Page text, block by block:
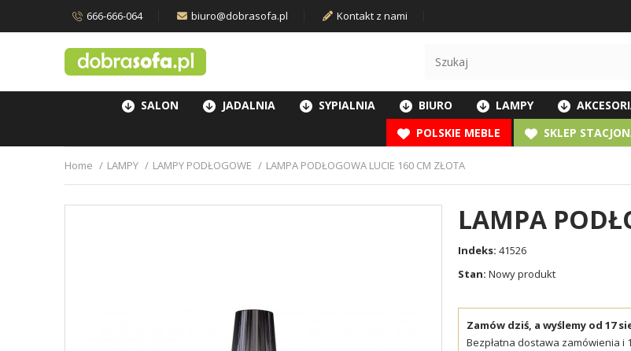
666-666-064 biuro@dobrasofa.pl Kontakt z nami
SALON JADALNIA SYPIALNIA BIURO LAMPY
POLSKIE MEBLE
SKLEP
Home LAMPY LAMPY PODŁOGOWE LAMPA PODŁOGOWA LUCIE 160 CM ZŁOTA
LAMPA
Indeks: 41526
Stan: Nowy produkt
Zamów dziś, a wyślemy od 17
Bezpłatna dostawa zamówienia i